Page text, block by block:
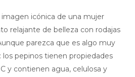
icónica de una mujer
relajante de belleza con rodajas
parezca que es algo muy
pepinos tienen propiedades
y contienen agua, celulosa y